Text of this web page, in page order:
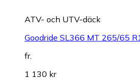
ATV- och UTV-däck
Goodride SL366 MT 265/65
fr.
1 130 kr